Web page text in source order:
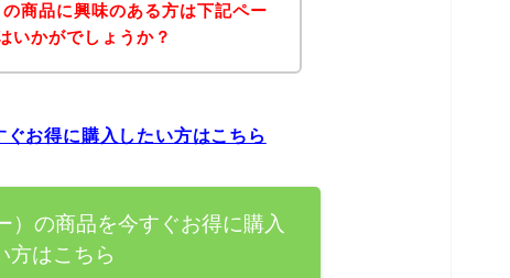
商品に興味のある方は下記ペー
いかがでしょうか？
お得に購入したい方はこちら
）の商品を今すぐお得に購入
方はこちら